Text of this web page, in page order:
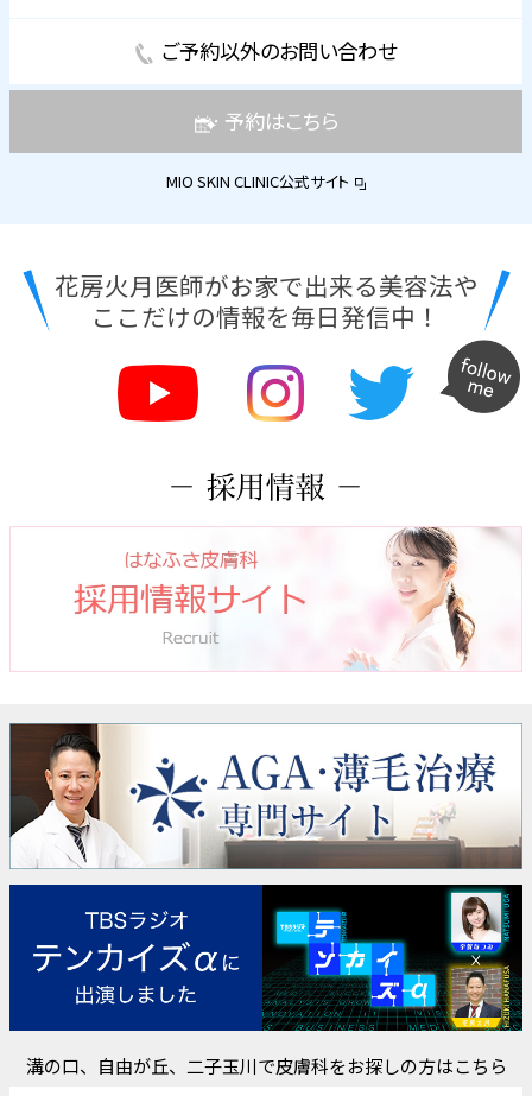
ご予約以外のお問い合わせ
予約はこちら
MIO SKIN CLINIC公式サイト
花房火月医師がお家で出来る美容法や
ここだけの情報を毎日発信中！
溝の口、自由が丘、二子玉川で皮膚科をお探しの方はこちら